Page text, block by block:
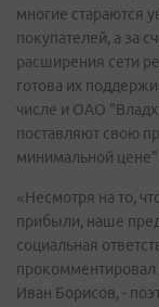
многие стараются
покупателей, а за
расширения сети
готова их
числе и ОАО
поставляют свою
минимальной цене".
«Несмотря на то,
прибыли, наше
социальная
Иван Борисов, -